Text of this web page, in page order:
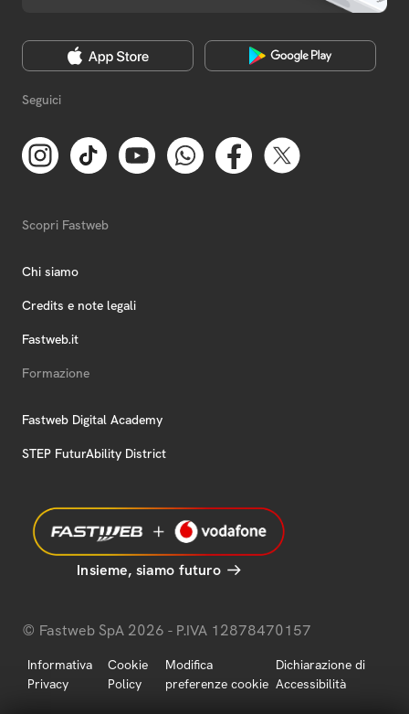
Seguici
Scopri Fastweb
Chi siamo
Credits e note legali
Fastweb.it
Formazione
Fastweb Digital Academy
STEP FuturAbility District
Insieme, siamo futuro
© Fastweb SpA 2026 - P.IVA 12878470157
Informativa
Privacy
Cookie
Policy
Modifica
preferenze cookie
Dichiarazione di
Accessibilità